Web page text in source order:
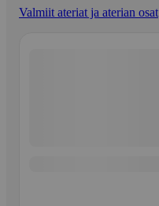
Valmiit ateriat ja aterian osat